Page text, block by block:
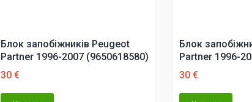
Блок запобіжників Peugeot
Partner 1996-2007 (9650618580)
30 €
Блок
Partner 1996-
30 €